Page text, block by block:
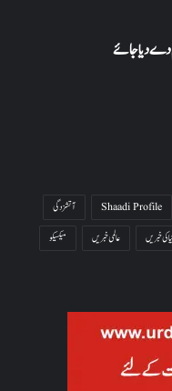
دیا جائے
Shaadi Profile
آتشزدگی
کی خبریں عالمی خبریں
میکسیکو